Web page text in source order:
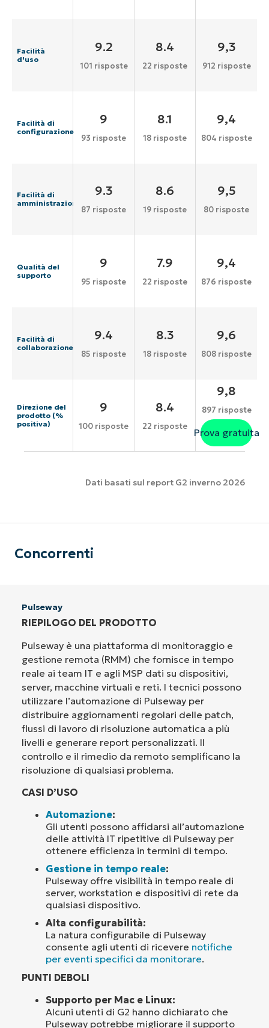
Facilità
d'uso
9.2
101 risposte
8.4
22 risposte
9,3
912 risposte
Facilità di
configurazione
9
93 risposte
8.1
18 risposte
9,4
804 risposte
Facilità di
amministrazione
9.3
87 risposte
8.6
19 risposte
9,5
80 risposte
Qualità del
supporto
9
95 risposte
7.9
22 risposte
9,4
876 risposte
Facilità di
collaborazione
9.4
85 risposte
8.3
18 risposte
9,6
808 risposte
Direzione del
prodotto (%
positiva)
9
100 risposte
8.4
22 risposte
9,8
897 risposte
Prova gratuita
Dati basati sul report G2 inverno 2026
Concorrenti
Pulseway
RIEPILOGO DEL PRODOTTO
Pulseway è una piattaforma di monitoraggio e
gestione remota (RMM) che fornisce in tempo
reale ai team IT e agli MSP dati su dispositivi,
server, macchine virtuali e reti. I tecnici possono
utilizzare l’automazione di Pulseway per
distribuire aggiornamenti regolari delle patch,
flussi di lavoro di risoluzione automatica a più
livelli e generare report personalizzati. Il
controllo e il rimedio da remoto semplificano la
risoluzione di qualsiasi problema.
CASI D’USO
Automazione:
Gli utenti possono affidarsi all’automazione
delle attività IT ripetitive di Pulseway per
ottenere efficienza in termini di tempo.
Gestione in tempo reale:
Pulseway offre visibilità in tempo reale di
server, workstation e dispositivi di rete da
qualsiasi dispositivo.
Alta configurabilità:
La natura configurabile di Pulseway
consente agli utenti di ricevere notifiche
per eventi specifici da monitorare.
PUNTI DEBOLI
Supporto per Mac e Linux:
Alcuni utenti di G2 hanno dichiarato che
Pulseway potrebbe migliorare il supporto